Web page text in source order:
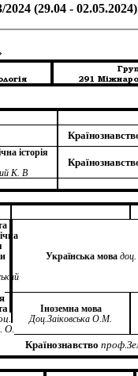
(29.04 - 02.05.2024)